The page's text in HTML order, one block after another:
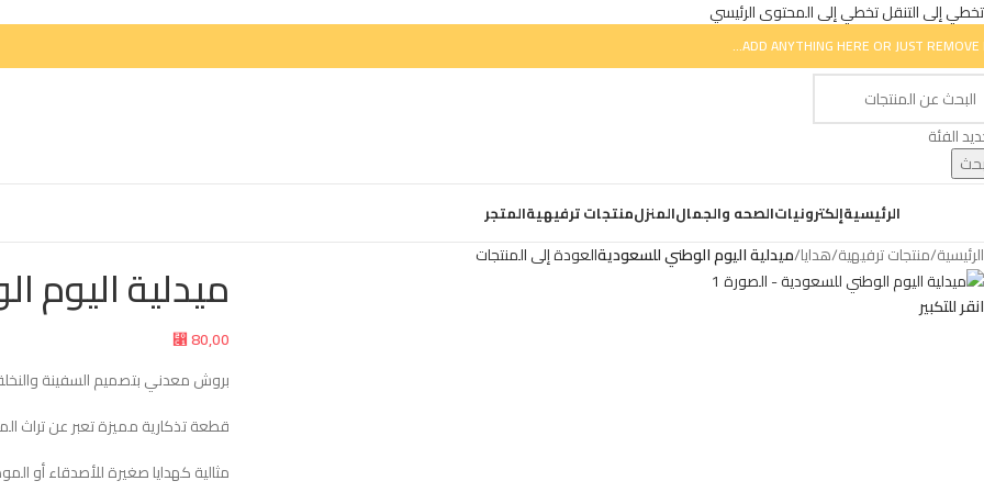
تخطي إلى التنقلتخطي إلى المحتوى الرئيسي
ADD ANYTHING HERE OR JUST REMOVE
الفئة
الرئيسيةإلكترونياتالصحه والجمالالمنزلمنتجات ترفيهيةالمتجر
الرئيسية/منتجات ترفيهية/هدايا/ميدلية اليوم الوطني للسعوديةالعودة إلى المنتجات
انقر للتكبير
ميدلية اليوم
⃁ 80,00
بروش معدني بتصميم السفينة
قطعة تذكارية مميزة تعبر عن تراث
مثالية كهدايا صغيرة للأصدقاء أو